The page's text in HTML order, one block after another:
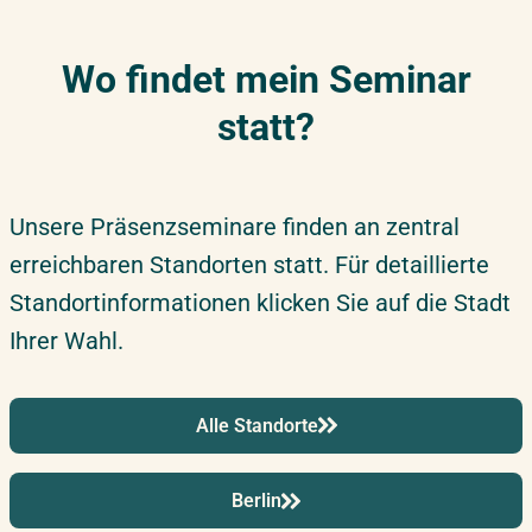
03.11.2026
09.11.2026–10.11.2026
Montag – Dienstag
Hamburg
12.11.2026
16.11.2026–17.11.2026
Berlin
Wo findet mein Seminar
statt?
Unsere Präsenzseminare finden an zentral
erreichbaren Standorten statt. Für detaillierte
Standortinformationen klicken Sie auf die Stadt
Ihrer Wahl.
Alle Standorte
Berlin